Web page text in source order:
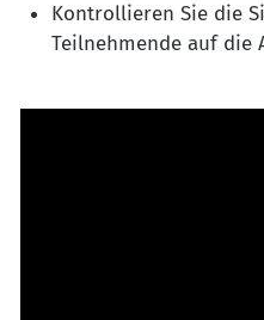
Kontrollieren Sie die
Teilnehmende auf die